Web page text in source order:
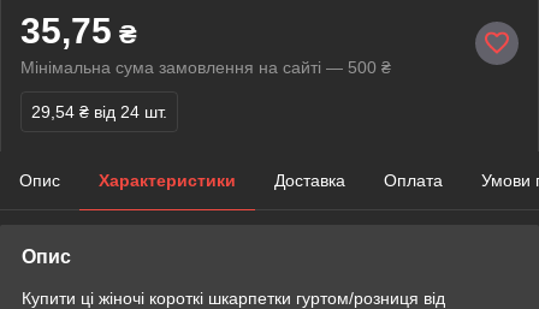
35,75 ₴
Мінімальна сума замовлення на сайті — 500 ₴
29,54 ₴ від 24 шт.
Опис Характеристики Доставка Оплата Умови
Опис
Купити ці жіночі короткі шкарпетки гуртом/розниця від